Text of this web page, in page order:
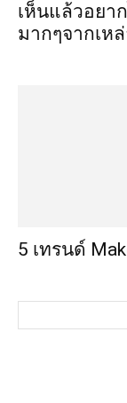
เห็นแล้วอยา
มากๆจากเห
5 เทรนด์